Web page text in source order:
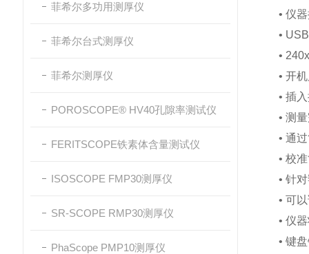
菲希尔多功用测厚仪
菲希尔台式测厚仪
菲希尔测厚仪
POROSCOPE® HV40孔隙率测试仪
FERITSCOPE铁素体含量测试仪
ISOSCOPE FMP30测厚仪
SR-SCOPE RMP30测厚仪
PhaScope PMP10测厚仪
• 仪
•
•
• 开
• 插
• 测
• 通
• 校
• 针
• 可
• 仪
• 键